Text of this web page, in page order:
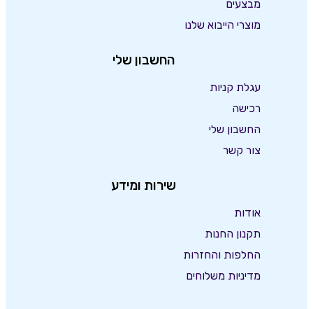
מבצעים
מוצרי הייבוא שלנו
החשבון שלי
עגלת קניות
רכישה
החשבון שלי
צור קשר
שירות ומידע
אודות
תקנון החנות
החלפות והחזרות
מדיניות משלוחים